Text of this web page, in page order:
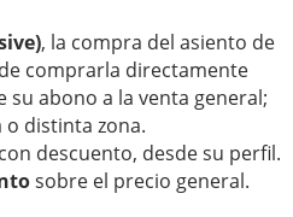
, la compra del asiento de
comprarla directamente
su abono a la venta general;
distinta zona.
con descuento, desde su perfil.
sobre el precio general.